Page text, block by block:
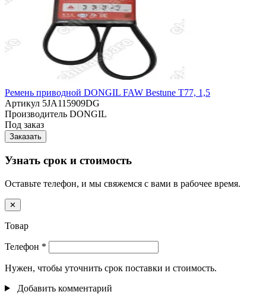
Ремень приводной DONGIL FAW Bestune T77, 1,5
Артикул 5JA115909DG
Производитель DONGIL
Под заказ
Заказать
Узнать срок и стоимость
Оставьте телефон, и мы свяжемся с вами в рабочее время.
✕
Товар
Телефон *
Нужен, чтобы уточнить срок поставки и стоимость.
Добавить комментарий